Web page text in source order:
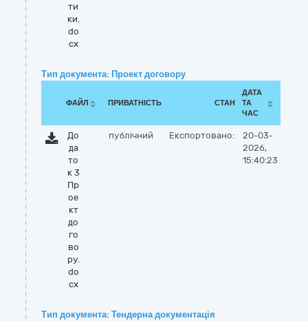
ти
ки.
do
cx
Тип документа: Проект договору
ФАЙЛ ПРИВАТНІСТЬ СТАН
ДАТА
ТА
ЧАС
До
да
то
к 3
Пр
ое
кт
до
го
во
ру.
do
cx
публічний Експортовано:
20-03-
2026,
15:40:23
Тип документа: Тендерна документація